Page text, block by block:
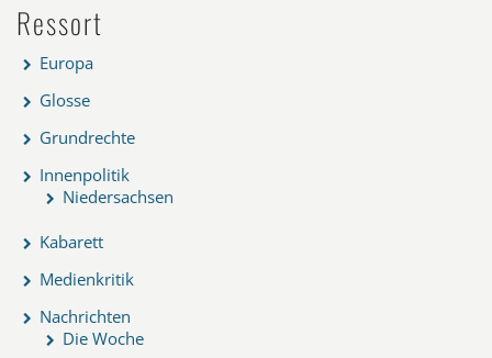
Ressort
Europa
Glosse
Grundrechte
Innenpolitik
Niedersachsen
Kabarett
Medienkritik
Nachrichten
Die Woche